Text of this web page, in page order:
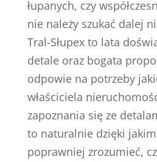
łupanych, czy
nie należy szukać dalej
Tral-Słupex to lata
detale oraz bogata
odpowie na potrzeby
właściciela
zapoznania się ze
to naturalnie dzięki
poprawniej zrozumieć,